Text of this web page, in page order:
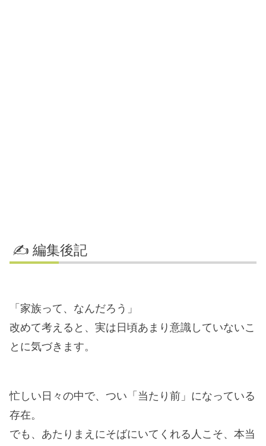
✍️ 編集後記
「家族って、なんだろう」
改めて考えると、実は日頃あまり意識していないこ
とに気づきます。
忙しい日々の中で、つい「当たり前」になっている
存在。
でも、あたりまえにそばにいてくれる人こそ、本当